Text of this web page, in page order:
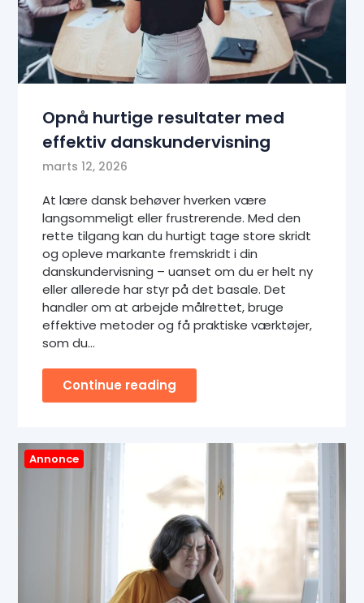
Opnå hurtige resultater med
effektiv danskundervisning
marts 12, 2026
At lære dansk behøver hverken være
langsommeligt eller frustrerende. Med den
rette tilgang kan du hurtigt tage store skridt
og opleve markante fremskridt i din
danskundervisning – uanset om du er helt ny
eller allerede har styr på det basale. Det
handler om at arbejde målrettet, bruge
effektive metoder og få praktiske værktøjer,
som du…
Continue reading
Annonce